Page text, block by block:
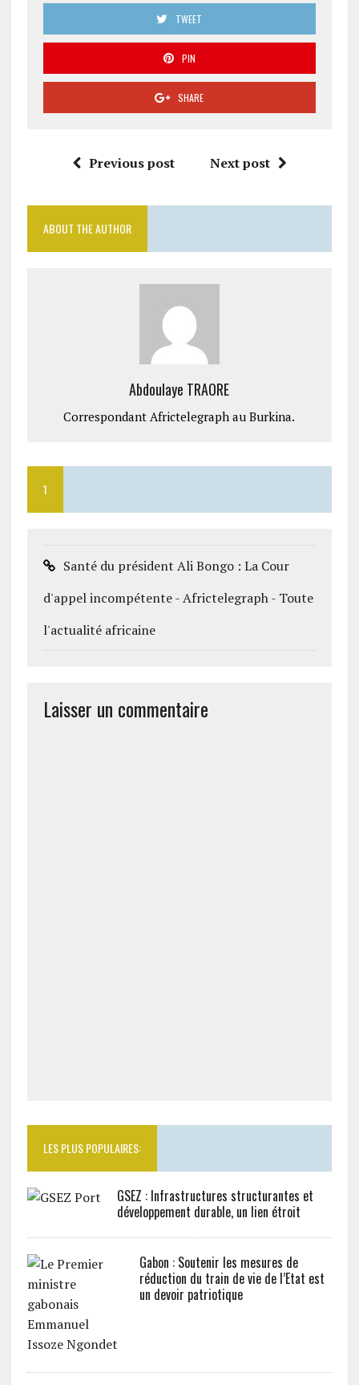
TWEET
PIN
SHARE
Previous post Next post
ABOUT THE AUTHOR
Abdoulaye TRAORE
Correspondant Africtelegraph au Burkina.
1
Santé du président Ali Bongo : La Cour
d'appel incompétente - Africtelegraph - Toute
l'actualité africaine
Laisser un commentaire
LES PLUS POPULAIRES:
GSEZ : Infrastructures structurantes et
développement durable, un lien étroit
Gabon : Soutenir les mesures de
réduction du train de vie de l’Etat est
un devoir patriotique